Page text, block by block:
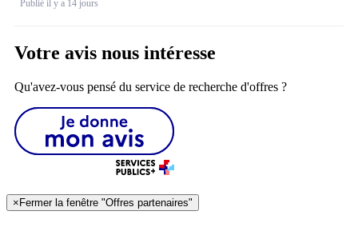
Publié il y a 14 jours
Votre avis nous intéresse
Qu'avez-vous pensé du service de recherche d'offres ?
× Fermer la fenêtre "Offres partenaires"